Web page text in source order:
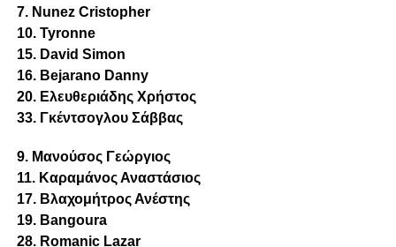
7. Nunez Cristopher
10. Tyronne
15. David Simon
16. Bejarano Danny
20. Ελευθεριάδης Χρήστος
33. Γκέντσογλου Σάββας
9. Μανούσος Γεώργιος
11. Καραμάνος Αναστάσιος
17. Βλαχομήτρος Ανέστης
19. Bangoura
28. Romanic Lazar